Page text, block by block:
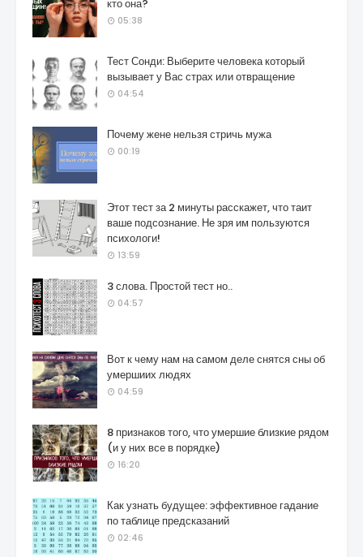
кто она?
05:38
Тест Сонди: Выберите человека который
вызывает у Вас страх или отвращение
04:54
Почему жене нельзя стричь мужа
00:19
Этот тест за 2 минуты расскажет, что таит
ваше подсознание. Не зря им пользуются
психологи!
13:59
3 слова. Простой тест но..
04:57
Вот к чему нам на самом деле снятся сны об
умершиих людях
04:59
8 признаков того, что умершие близкие рядом
(и у них все в порядке)
16:20
Как узнать будущее: эффективное гадание
по таблице предсказаний
02:46